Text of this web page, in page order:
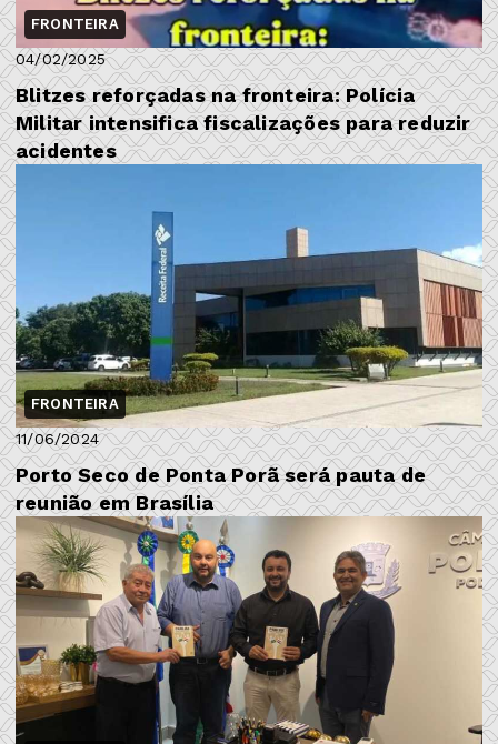
FRONTEIRA
04/02/2025
Blitzes reforçadas na fronteira: Polícia
Militar intensifica fiscalizações para reduzir
acidentes
FRONTEIRA
11/06/2024
Porto Seco de Ponta Porã será pauta de
reunião em Brasília